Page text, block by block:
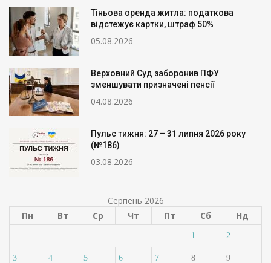
Тіньова оренда житла: податкова
відстежує картки, штраф 50%
05.08.2026
Верховний Суд заборонив ПФУ
зменшувати призначені пенсії
04.08.2026
Пульс тижня: 27 – 31 липня 2026 року
(№186)
03.08.2026
Серпень 2026
Пн
Вт Ср Чт Пт Сб Нд
1 2
3 4 5 6 7 8 9